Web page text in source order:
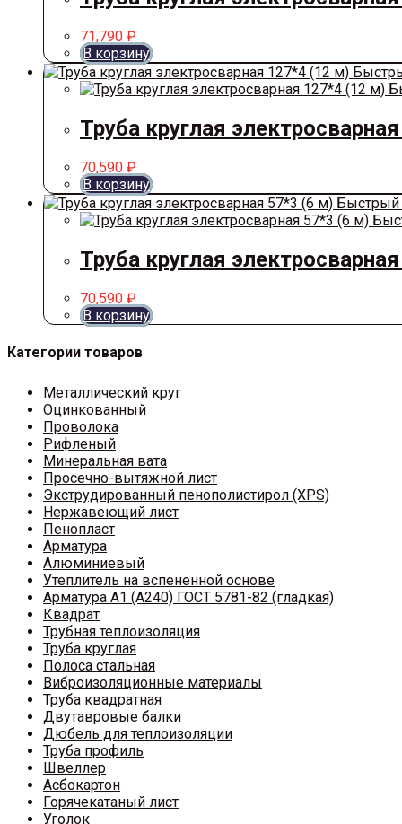
71,790 ₽
В корзину
Труба круглая
70,590 ₽
В корзину
Быстрый
Труба круглая
70,590 ₽
В корзину
Категории товаров
Металлический круг
Оцинкованный
Проволока
Рифленый
Минеральная вата
Просечно-вытяжной лист
Экструдированный пенополистирол (XPS)
Нержавеющий лист
Пенопласт
Арматура
Алюминиевый
Утеплитель на вспененной основе
Арматура A1 (A240) ГОСТ 5781-82 (гладкая)
Квадрат
Трубная теплоизоляция
Труба круглая
Полоса стальная
Виброизоляционные материалы
Труба квадратная
Двутавровые балки
Дюбель для теплоизоляции
Труба профиль
Швеллер
Асбокартон
Горячекатаный лист
Уголок